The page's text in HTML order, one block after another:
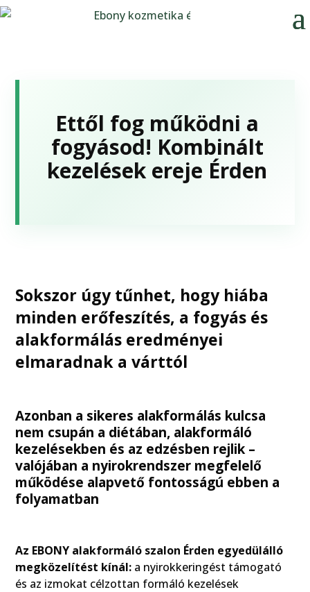
Ettől fog működni a
fogyásod! Kombinált
kezelések ereje Érden
Sokszor úgy tűnhet, hogy hiába
minden erőfeszítés, a fogyás és
alakformálás eredményei
elmaradnak a várttól
Azonban a sikeres alakformálás kulcsa
nem csupán a diétában, alakformáló
kezelésekben és az edzésben rejlik –
valójában a nyirokrendszer megfelelő
működése alapvető fontosságú ebben a
folyamatban
Az EBONY alakformáló szalon Érden egyedülálló
megközelítést kínál: a nyirokkeringést támogató
és az izmokat célzottan formáló kezelések